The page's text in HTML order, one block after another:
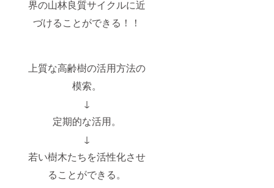
界の山林良質サイクルに近
づけることができる！！
上質な高齢樹の活用方法の
模索。
↓
定期的な活用。
↓
若い樹木たちを活性化させ
ることができる。